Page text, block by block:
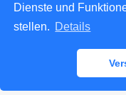
Dienste und
stellen. Details